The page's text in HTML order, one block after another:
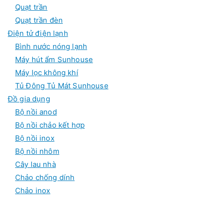
Quạt trần
Quạt trần đèn
Điện tử điện lạnh
Bình nước nóng lạnh
Máy hút ẩm Sunhouse
Máy lọc không khí
Tủ Đông Tủ Mát Sunhouse
Đồ gia dụng
Bộ nồi anod
Bộ nồi chảo kết hợp
Bộ nồi inox
Bộ nồi nhôm
Cây lau nhà
Chảo chống dính
Chảo inox